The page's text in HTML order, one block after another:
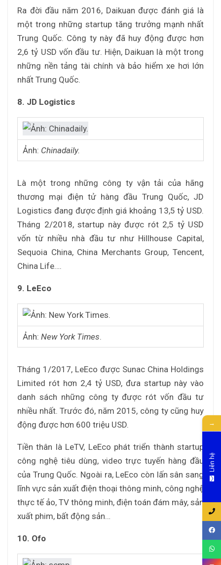
Ra đời đầu năm 2016, Daikuan được đánh giá là
một trong những startup tăng trưởng mạnh nhất
Trung Quốc. Công ty này đã huy động được hơn
2,6 tỷ USD vốn đầu tư. Hiện, Daikuan là một trong
những nền tảng tài chính và bảo hiểm xe hơi lớn
nhất Trung Quốc.
8. JD Logistics
Ảnh: Chinadaily.
Là một trong những công ty vận tải của hãng
thương mại điện tử hàng đầu Trung Quốc, JD
Logistics đang được định giá khoảng 13,5 tỷ USD.
Tháng 2/2018, startup này được rót 2,5 tỷ USD
vốn từ nhiều nhà đầu tư như Hillhouse Capital,
Sequoia China, China Merchants Group, Tencent,
China Life….
9. LeEco
Ảnh: New York Times.
Tháng 1/2017, LeEco được Sunac China Holdings
Limited rót hơn 2,4 tỷ USD, đưa startup này vào
danh sách những công ty được rót vốn đầu tư
nhiều nhất. Trước đó, năm 2015, công ty cũng huy
động được hơn 600 triệu USD.
Tiền thân là LeTV, LeEco phát triển thành startup
công nghệ tiêu dùng, video trực tuyến hàng đầu
của Trung Quốc. Ngoài ra, LeEco còn lấn sân sang
lĩnh vực sản xuất điện thoại thông minh, công nghệ
thực tế ảo, TV thông minh, điện toán đám mây, sản
xuất phim, bất động sản…
10. Ofo
→
Liên hệ